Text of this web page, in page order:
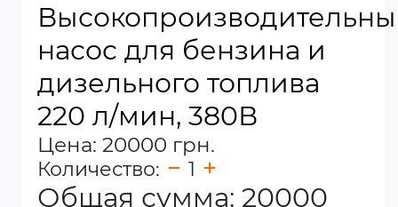
насос для бензина и
дизельного топлива
220 л/мин, 380В
Цена: 20000 грн.
Количество: 1
Общая сумма: 20000